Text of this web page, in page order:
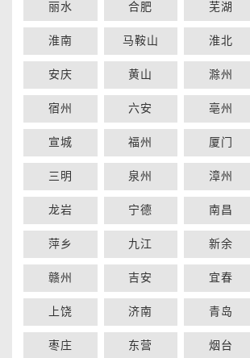
丽水 合肥 芜湖
淮南 马鞍山 淮北
安庆 黄山 滁州
宿州 六安 亳州
宣城 福州 厦门
三明 泉州 漳州
龙岩 宁德 南昌
萍乡 九江 新余
赣州 吉安 宜春
上饶 济南 青岛
枣庄 东营 烟台